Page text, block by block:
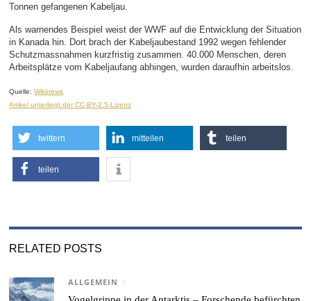
Tonnen gefangenen Kabeljau.
Als warnendes Beispiel weist der WWF auf die Entwicklung der Situation
in Kanada hin. Dort brach der Kabeljaubestand 1992 wegen fehlender
Schutzmassnahmen kurzfristig zusammen. 40.000 Menschen, deren
Arbeitsplätze vom Kabeljaufang abhingen, wurden daraufhin arbeitslos.
Quelle:Wikinews
Artikel unterliegt der CC-BY-2.5-Lizenz
twittern mitteilen teilen
teilen
RELATED POSTS
ALLGEMEIN /